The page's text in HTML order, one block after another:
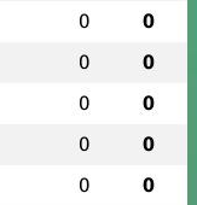
0 0
0 0
0 0
0 0
0 0